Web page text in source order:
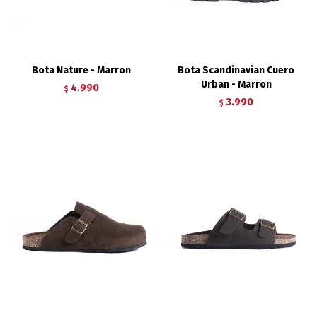
Bota Nature - Marron
$ 4.990
Bota Scandinavian Cuero
Urban - Marron
$ 3.990